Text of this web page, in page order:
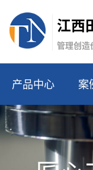
江西
管理创造
心 案例展示